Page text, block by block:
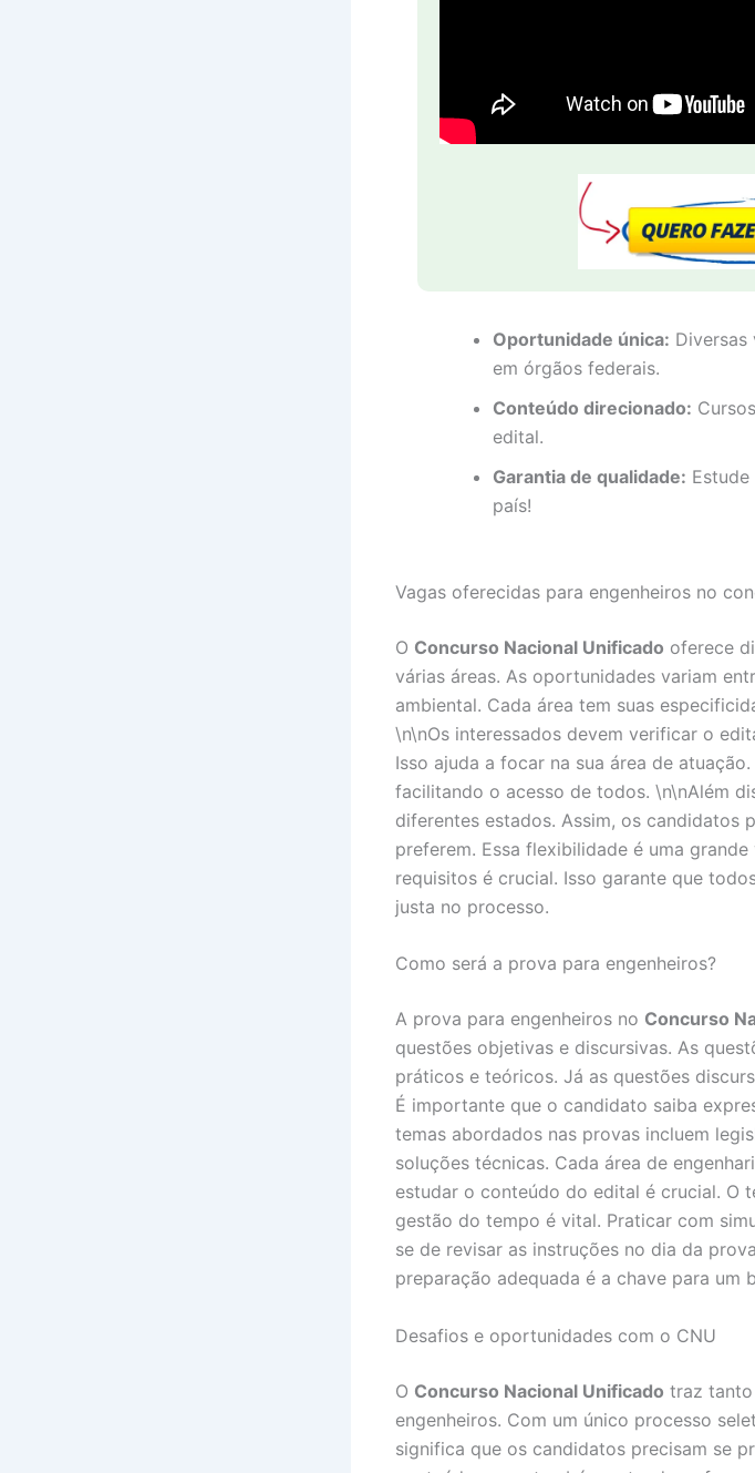
Oportunidade única: Diversas
em órgãos federais.
Conteúdo direcionado:
edital.
Garantia de qualidade:
país!
Vagas oferecidas para engenheiros no
O Concurso Nacional Unificado oferece
várias áreas. As oportunidades variam
ambiental. Cada área tem suas
\n\nOs interessados devem verificar o
Isso ajuda a focar na sua área de
facilitando o acesso de todos. \n\nAlém
diferentes estados. Assim, os candidatos
preferem. Essa flexibilidade é uma
requisitos é crucial. Isso garante que
justa no processo.
Como será a prova para engenheiros?
A prova para engenheiros no Concurso
questões objetivas e discursivas. As
práticos e teóricos. Já as questões
É importante que o candidato saiba
temas abordados nas provas incluem
soluções técnicas. Cada área de
estudar o conteúdo do edital é crucial. O
gestão do tempo é vital. Praticar com
se de revisar as instruções no dia da
preparação adequada é a chave para um
Desafios e oportunidades com o CNU
O Concurso Nacional Unificado traz
engenheiros. Com um único processo
significa que os candidatos precisam se